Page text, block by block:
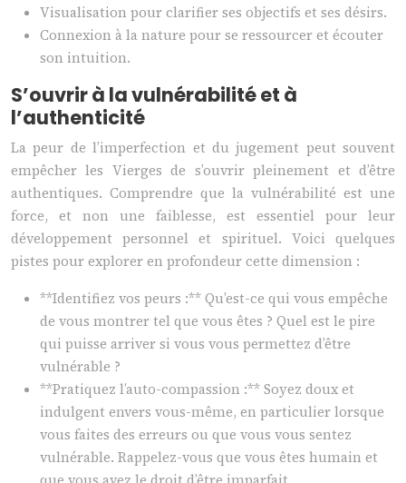
Visualisation pour clarifier ses objectifs et ses désirs.
Connexion à la nature pour se ressourcer et écouter
son intuition.
S’ouvrir à la vulnérabilité et à
l’authenticité
La peur de l’imperfection et du jugement peut souvent
empêcher les Vierges de s’ouvrir pleinement et d’être
authentiques. Comprendre que la vulnérabilité est une
force, et non une faiblesse, est essentiel pour leur
développement personnel et spirituel. Voici quelques
pistes pour explorer en profondeur cette dimension :
**Identifiez vos peurs :** Qu’est-ce qui vous empêche
de vous montrer tel que vous êtes ? Quel est le pire
qui puisse arriver si vous vous permettez d’être
vulnérable ?
**Pratiquez l’auto-compassion :** Soyez doux et
indulgent envers vous-même, en particulier lorsque
vous faites des erreurs ou que vous vous sentez
vulnérable. Rappelez-vous que vous êtes humain et